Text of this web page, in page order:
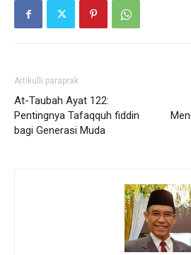
Artikulli paraprak
At-Taubah Ayat 122:
Pentingnya Tafaqquh fiddin
bagi Generasi Muda